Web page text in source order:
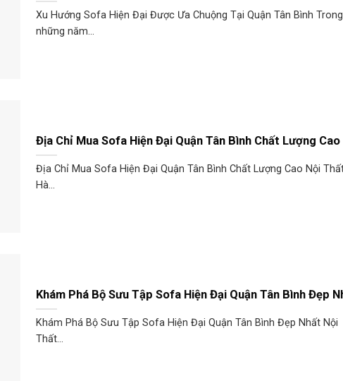
Xu Hướng Sofa Hiện Đại Được Ưa Chuộng Tại Quận Tân Bình Trong
những năm...
Địa Chỉ Mua Sofa Hiện Đại Quận Tân Bình Chất Lượng Cao
Địa Chỉ Mua Sofa Hiện Đại Quận Tân Bình Chất Lượng Cao Nội
Hà...
Khám Phá Bộ Sưu Tập Sofa Hiện Đại Quận Tân Bình Đẹp
Khám Phá Bộ Sưu Tập Sofa Hiện Đại Quận Tân Bình Đẹp Nhất Nội
Thất...